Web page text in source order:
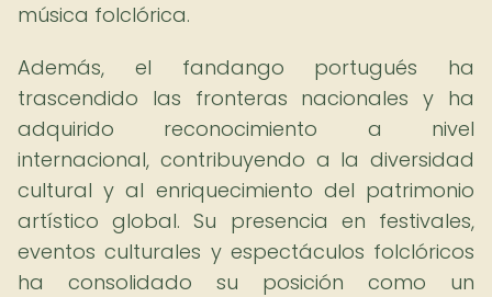
música folclórica.
Además, el fandango portugués ha
trascendido las fronteras nacionales y ha
adquirido reconocimiento a nivel
internacional, contribuyendo a la diversidad
cultural y al enriquecimiento del patrimonio
artístico global. Su presencia en festivales,
eventos culturales y espectáculos folclóricos
ha consolidado su posición como un